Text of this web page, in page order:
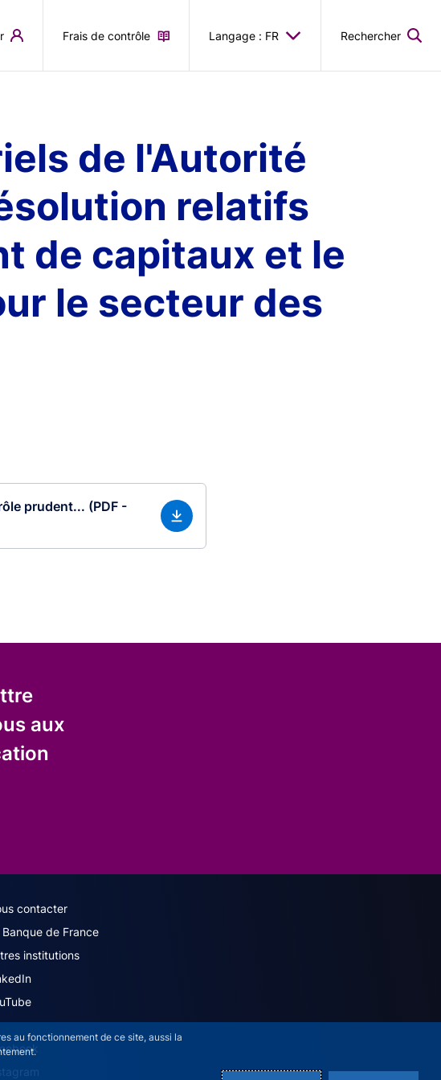
au fonctionnement de ce site, aussi la
Frais de contrôle Langage : FR Rechercher
de l'Autorité
relatifs
de capitaux et le
le secteur des
prudent... (PDF -
aux
footer secondary menu (French)
contacter
Banque de France
institutions